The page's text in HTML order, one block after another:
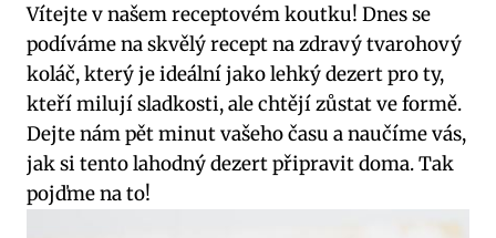
Vítejte v našem receptovém koutku! Dnes se
podíváme na skvělý recept na zdravý tvarohový
koláč, který je ideální jako lehký dezert pro ty,
kteří milují sladkosti, ale chtějí zůstat ve formě.
Dejte nám pět minut vašeho času a naučíme vás,
jak si tento lahodný dezert připravit doma. Tak
pojďme na to!